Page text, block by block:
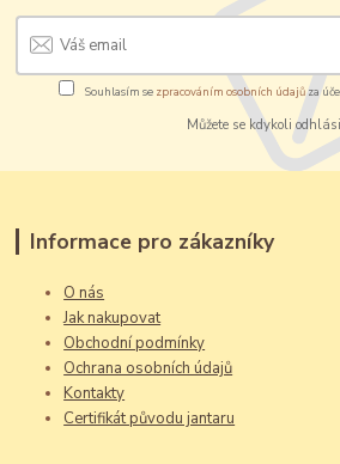
Souhlasím se zpracováním osobních údajůza
Můžete se kdykoli
Informace pro zákazníky
O nás
Jak nakupovat
Obchodní podmínky
Ochrana osobních údajů
Kontakty
Certifikát původu jantaru